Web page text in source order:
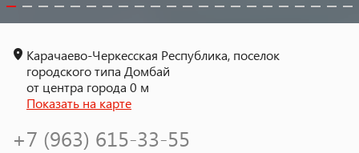
Карачаево-Черкесская Республика, поселок
городского типа Домбай
от центра города 0 м
Показать на карте
+7 (963) 615-33-55